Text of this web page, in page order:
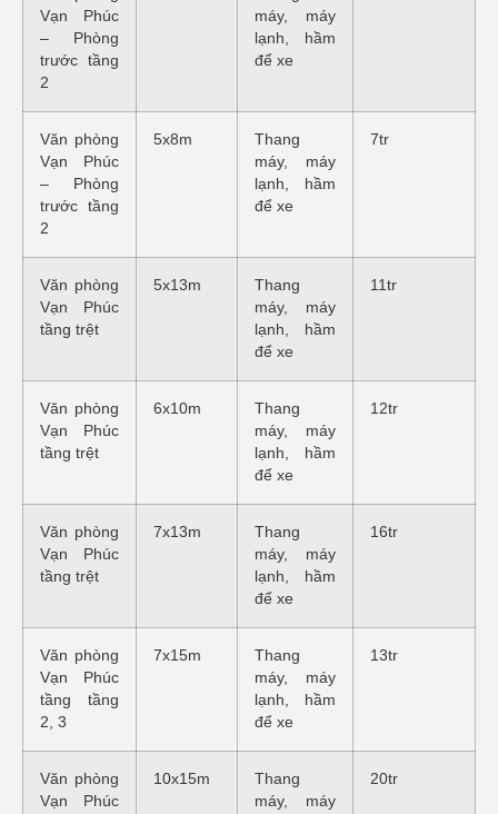
Vạn Phúc
– Phòng
trước tầng
2
máy, máy
lạnh, hầm
để xe
Văn phòng
Vạn Phúc
– Phòng
trước tầng
2
5x8m
Thang
máy, máy
lạnh, hầm
để xe
7tr
Văn phòng
Vạn Phúc
tầng trệt
5x13m
Thang
máy, máy
lạnh, hầm
để xe
11tr
Văn phòng
Vạn Phúc
tầng trệt
6x10m
Thang
máy, máy
lạnh, hầm
để xe
12tr
Văn phòng
Vạn Phúc
tầng trệt
7x13m
Thang
máy, máy
lạnh, hầm
để xe
16tr
Văn phòng
Vạn Phúc
tầng tầng
2, 3
7x15m
Thang
máy, máy
lạnh, hầm
để xe
13tr
Văn phòng
Vạn Phúc
10x15m
Thang
máy, máy
20tr